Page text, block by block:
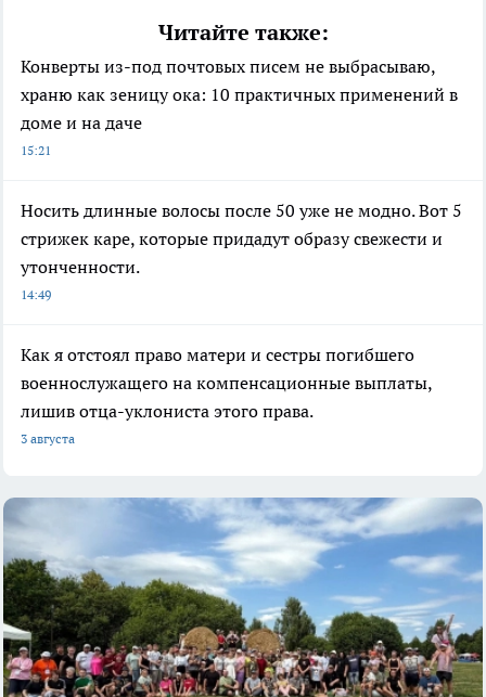
Читайте также:
Конверты из-под почтовых писем не выбрасываю,
храню как зеницу ока: 10 практичных применений в
доме и на даче
15:21
Носить длинные волосы после 50 уже не модно. Вот 5
стрижек каре, которые придадут образу свежести и
утонченности.
14:49
Как я отстоял право матери и сестры погибшего
военнослужащего на компенсационные выплаты,
лишив отца-уклониста этого права.
3 августа